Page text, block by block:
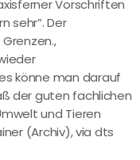
Vorschriften
sehr”. Der
könne man darauf
der guten fachlichen
und Tieren
(Archiv), via dts